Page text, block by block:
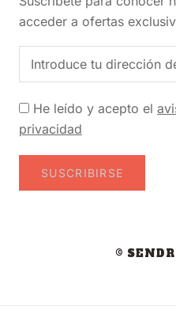
acceder a ofertas
He leído y acepto el
privacidad
SUSCRIBIRSE
©